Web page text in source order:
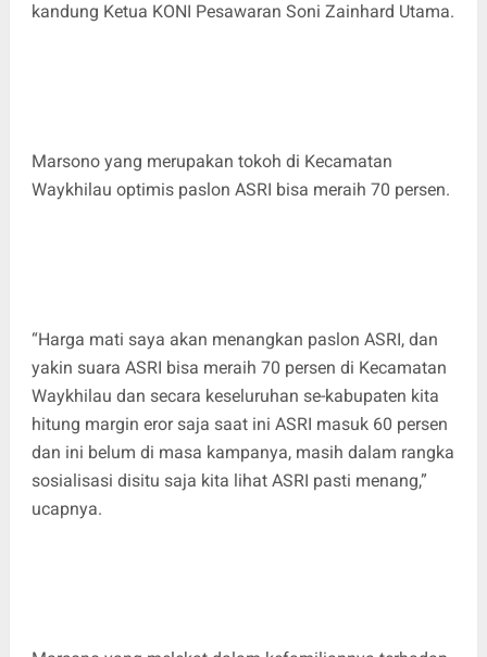
kandung Ketua KONI Pesawaran Soni Zainhard Utama.
Marsono yang merupakan tokoh di Kecamatan
Waykhilau optimis paslon ASRI bisa meraih 70 persen.
“Harga mati saya akan menangkan paslon ASRI, dan
yakin suara ASRI bisa meraih 70 persen di Kecamatan
Waykhilau dan secara keseluruhan se-kabupaten kita
hitung margin eror saja saat ini ASRI masuk 60 persen
dan ini belum di masa kampanya, masih dalam rangka
sosialisasi disitu saja kita lihat ASRI pasti menang,”
ucapnya.